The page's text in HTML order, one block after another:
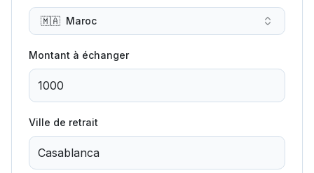
🇲🇦 Maroc
Montant à échanger
Ville de retrait